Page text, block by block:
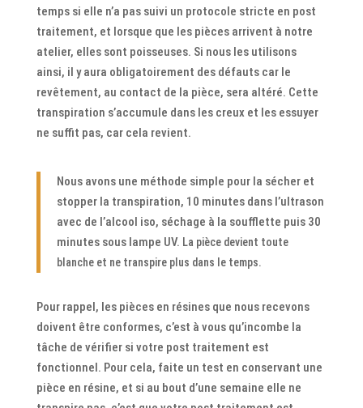
temps si elle n’a pas suivi un protocole stricte en post
traitement, et lorsque que les pièces arrivent à notre
atelier, elles sont poisseuses. Si nous les utilisons
ainsi, il y aura obligatoirement des défauts car le
revêtement, au contact de la pièce, sera altéré. Cette
transpiration s’accumule dans les creux et les essuyer
ne suffit pas, car cela revient.
Nous avons une méthode simple pour la sécher et
stopper la transpiration, 10 minutes dans l’ultrason
avec de l’alcool iso, séchage à la soufflette puis 30
minutes sous lampe UV. La pièce devient toute
blanche et ne transpire plus dans le temps.
Pour rappel, les pièces en résines que nous recevons
doivent être conformes, c’est à vous qu’incombe la
tâche de vérifier si votre post traitement est
fonctionnel. Pour cela, faite un test en conservant une
pièce en résine, et si au bout d’une semaine elle ne